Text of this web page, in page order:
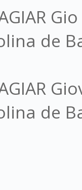
de
de